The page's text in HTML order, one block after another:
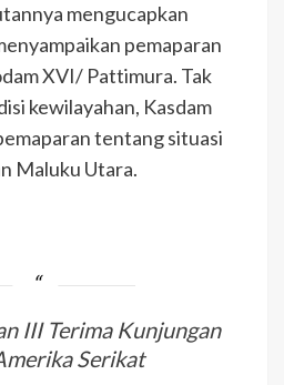
mengucapkan
pemaparan
XVI/ Pattimura. Tak
kewilayahan, Kasdam
tentang situasi
Maluku Utara.
III Terima Kunjungan
Serikat